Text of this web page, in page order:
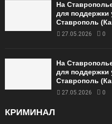
На
для поддержки
Ставрополь
27.05.2026 0
На
для поддержки
Ставрополь
27.05.2026 0
КРИМИНАЛ